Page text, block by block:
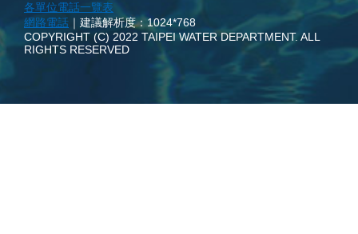
各單位電話一覽表
網路電話 ｜建議解析度：1024*768
COPYRIGHT (C) 2022 TAIPEI WATER DEPARTMENT. ALL
RIGHTS RESERVED